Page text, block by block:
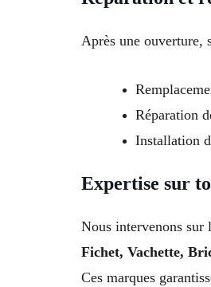
Après une ouverture,
Réparation
Installation
Expertise sur
Nous intervenons sur
Fichet, Vachette,
Ces marques